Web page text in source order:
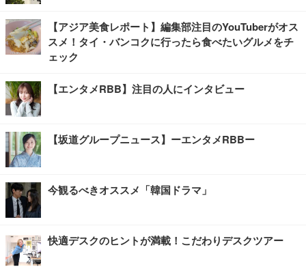
【アジア美食レポート】編集部注目のYouTuberがオス
スメ！タイ・バンコクに行ったら食べたいグルメをチ
ェック
【エンタメRBB】注目の人にインタビュー
【坂道グループニュース】ーエンタメRBBー
今観るべきオススメ「韓国ドラマ」
快適デスクのヒントが満載！こだわりデスクツアー